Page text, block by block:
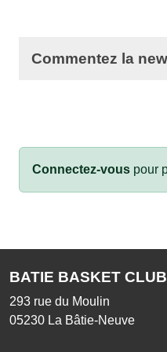
Commentez la
Connectez-vous pour
BATIE BASKET CLUB
293 rue du Moulin
05230 La Bâtie-Neuve